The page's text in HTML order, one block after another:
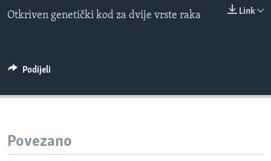
MAGAZIN
Learning English
PRATITE NAS
Jezici
0:00:00 Link
Otkriven genetički kod za dvije vrste raka
Podijeli
Povezano